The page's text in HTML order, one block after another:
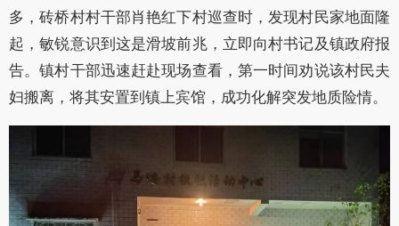
多，砖桥村村干部肖艳红下村巡查时，发现村民家地面隆
起，敏锐意识到这是滑坡前兆，立即向村书记及镇政府报
告。镇村干部迅速赶赴现场查看，第一时间劝说该村民夫
妇搬离，将其安置到镇上宾馆，成功化解突发地质险情。